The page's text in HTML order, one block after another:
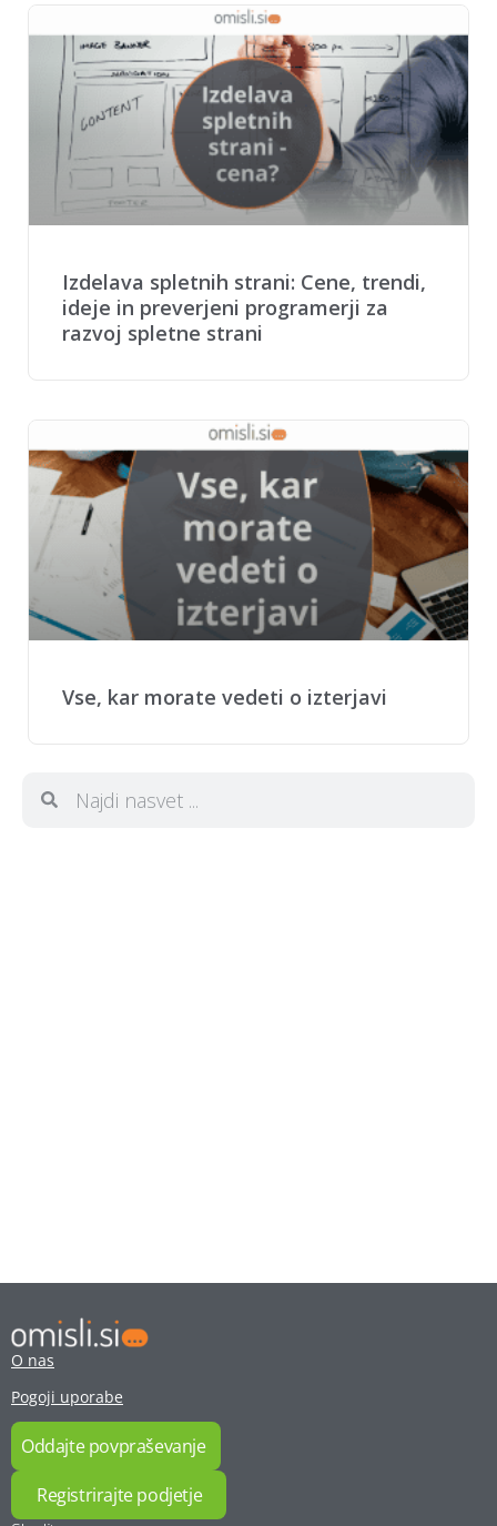
Izdelava spletnih strani: Cene, trendi,
ideje in preverjeni programerji za
razvoj spletne strani
Vse, kar morate vedeti o izterjavi
O nas
Pogoji uporabe
Oddajte povpraševanje
Registrirajte podjetje